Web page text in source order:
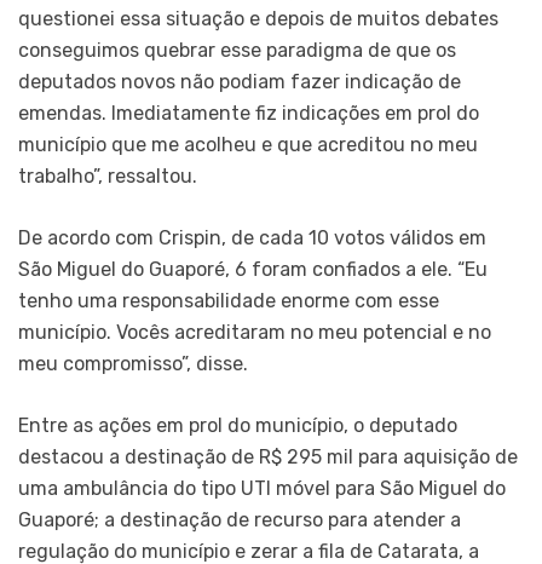
questionei essa situação e depois de muitos debates
conseguimos quebrar esse paradigma de que os
deputados novos não podiam fazer indicação de
emendas. Imediatamente fiz indicações em prol do
município que me acolheu e que acreditou no meu
trabalho”, ressaltou.
De acordo com Crispin, de cada 10 votos válidos em
São Miguel do Guaporé, 6 foram confiados a ele. “Eu
tenho uma responsabilidade enorme com esse
município. Vocês acreditaram no meu potencial e no
meu compromisso”, disse.
Entre as ações em prol do município, o deputado
destacou a destinação de R$ 295 mil para aquisição de
uma ambulância do tipo UTI móvel para São Miguel do
Guaporé; a destinação de recurso para atender a
regulação do município e zerar a fila de Catarata, a